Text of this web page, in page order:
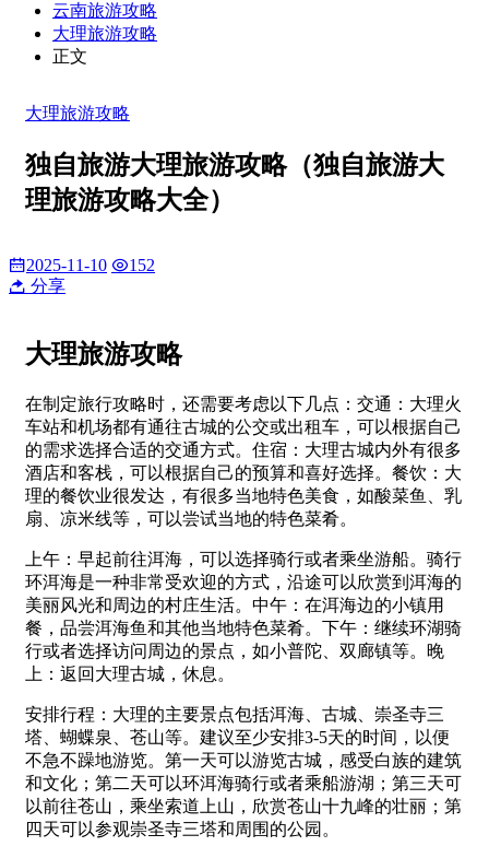
云南旅游攻略
大理旅游攻略
正文
大理旅游攻略
独自旅游大理旅游攻略（独自旅游大
理旅游攻略大全）
2025-11-10
152
分享
大理旅游攻略
在制定旅行攻略时，还需要考虑以下几点：交通：大理火
车站和机场都有通往古城的公交或出租车，可以根据自己
的需求选择合适的交通方式。住宿：大理古城内外有很多
酒店和客栈，可以根据自己的预算和喜好选择。餐饮：大
理的餐饮业很发达，有很多当地特色美食，如酸菜鱼、乳
扇、凉米线等，可以尝试当地的特色菜肴。
上午：早起前往洱海，可以选择骑行或者乘坐游船。骑行
环洱海是一种非常受欢迎的方式，沿途可以欣赏到洱海的
美丽风光和周边的村庄生活。中午：在洱海边的小镇用
餐，品尝洱海鱼和其他当地特色菜肴。下午：继续环湖骑
行或者选择访问周边的景点，如小普陀、双廊镇等。晚
上：返回大理古城，休息。
安排行程：大理的主要景点包括洱海、古城、崇圣寺三
塔、蝴蝶泉、苍山等。建议至少安排3-5天的时间，以便
不急不躁地游览。第一天可以游览古城，感受白族的建筑
和文化；第二天可以环洱海骑行或者乘船游湖；第三天可
以前往苍山，乘坐索道上山，欣赏苍山十九峰的壮丽；第
四天可以参观崇圣寺三塔和周围的公园。